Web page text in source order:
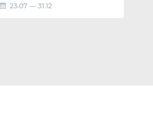
23.07 — 31.12